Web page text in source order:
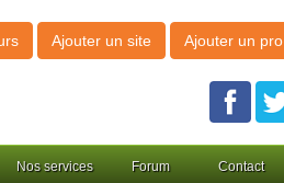
Ajouter un site Ajouter un pro
Nos services Forum Contact